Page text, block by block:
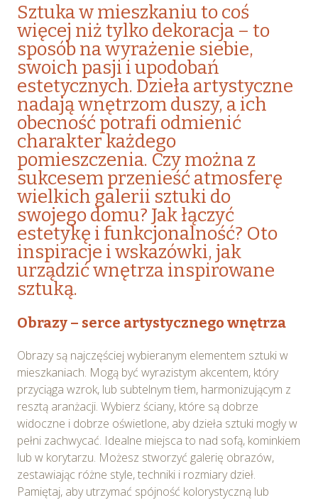
Sztuka w mieszkaniu to coś
więcej niż tylko dekoracja – to
sposób na wyrażenie siebie,
swoich pasji i upodobań
estetycznych. Dzieła artystyczne
nadają wnętrzom duszy, a ich
obecność potrafi odmienić
charakter każdego
pomieszczenia. Czy można z
sukcesem przenieść atmosferę
wielkich galerii sztuki do
swojego domu? Jak łączyć
estetykę i funkcjonalność? Oto
inspiracje i wskazówki, jak
urządzić wnętrza inspirowane
sztuką.
Obrazy – serce artystycznego wnętrza
Obrazy są najczęściej wybieranym elementem sztuki w
mieszkaniach. Mogą być wyrazistym akcentem, który
przyciąga wzrok, lub subtelnym tłem, harmonizującym z
resztą aranżacji. Wybierz ściany, które są dobrze
widoczne i dobrze oświetlone, aby dzieła sztuki mogły w
pełni zachwycać. Idealne miejsca to nad sofą, kominkiem
lub w korytarzu. Możesz stworzyć galerię obrazów,
zestawiając różne style, techniki i rozmiary dzieł.
Pamiętaj, aby utrzymać spójność kolorystyczną lub